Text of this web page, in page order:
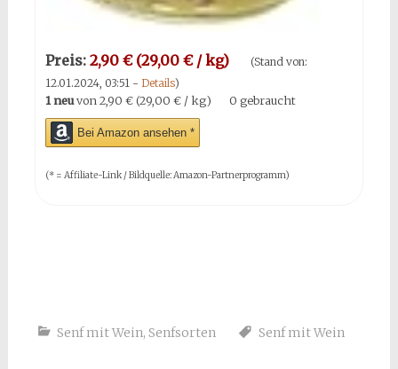
Preis: 2,90 € (29,00 € / kg)
(Stand von:
12.01.2024, 03:51 - Details)
1 neuvon 2,90 € (29,00 € / kg) 0 gebraucht
Bei Amazon ansehen *
(* = Affiliate-Link / Bildquelle: Amazon-Partnerprogramm)
Senf mit Wein, Senfsorten Senf mit Wein